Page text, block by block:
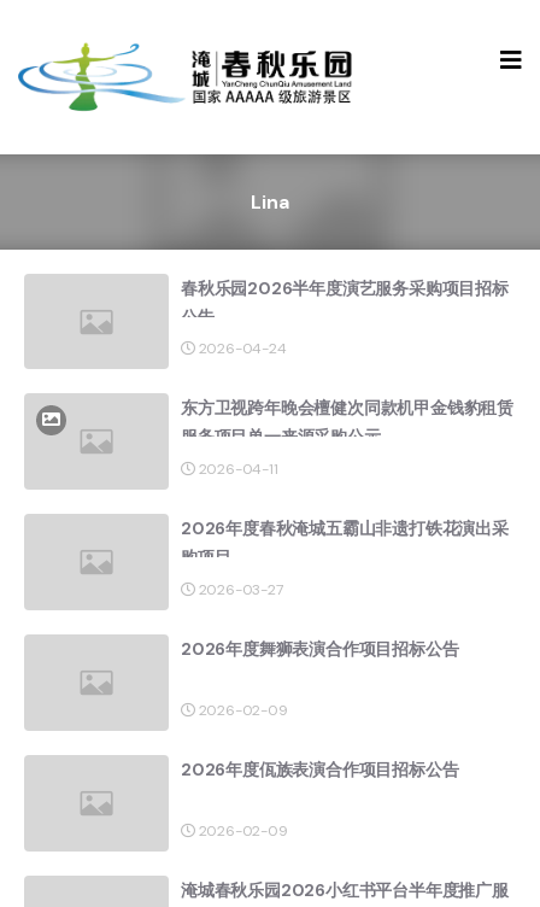
Lina
春秋乐园2026半年度演艺服务采购项目招标
公告
2026-04-24
东方卫视跨年晚会檀健次同款机甲金钱豹租赁
服务项目单一来源采购公示
2026-04-11
2026年度春秋淹城五霸山非遗打铁花演出采
购项目
2026-03-27
2026年度舞狮表演合作项目招标公告
2026-02-09
2026年度佤族表演合作项目招标公告
2026-02-09
淹城春秋乐园2026小红书平台半年度推广服